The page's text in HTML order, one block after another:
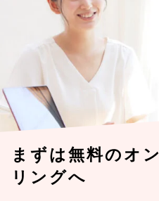
まずは無料のオ
リングへ